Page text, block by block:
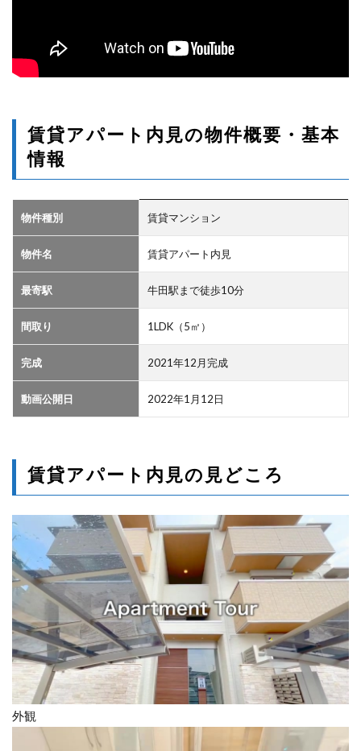
賃貸アパート内見の物件概要・基本
情報
物件種別 賃貸マンション
物件名 賃貸アパート内見
最寄駅 牛田駅まで徒歩10分
間取り 1LDK（5㎡）
完成 2021年12月完成
動画公開日 2022年1月12日
賃貸アパート内見の見どころ
外観